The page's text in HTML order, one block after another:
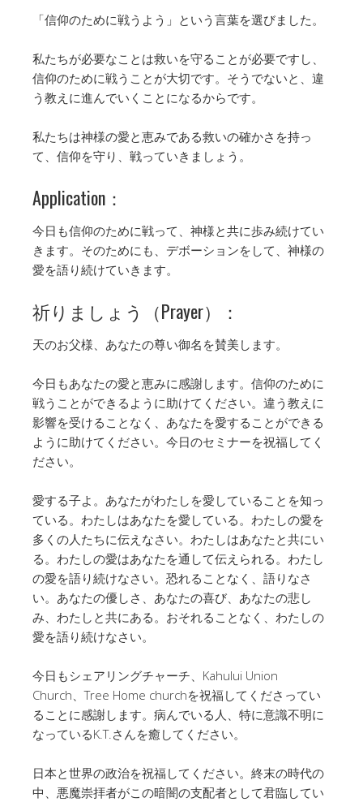
「信仰のために戦うよう」という言葉を選びました。
私たちが必要なことは救いを守ることが必要ですし、
信仰のために戦うことが大切です。そうでないと、違
う教えに進んでいくことになるからです。
私たちは神様の愛と恵みである救いの確かさを持っ
て、信仰を守り、戦っていきましょう。
Application：
今日も信仰のために戦って、神様と共に歩み続けてい
きます。そのためにも、デボーションをして、神様の
愛を語り続けていきます。
祈りましょう（Prayer）：
天のお父様、あなたの尊い御名を賛美します。
今日もあなたの愛と恵みに感謝します。信仰のために
戦うことができるように助けてください。違う教えに
影響を受けることなく、あなたを愛することができる
ように助けてください。今日のセミナーを祝福してく
ださい。
愛する子よ。あなたがわたしを愛していることを知っ
ている。わたしはあなたを愛している。わたしの愛を
多くの人たちに伝えなさい。わたしはあなたと共にい
る。わたしの愛はあなたを通して伝えられる。わたし
の愛を語り続けなさい。恐れることなく、語りなさ
い。あなたの優しさ、あなたの喜び、あなたの悲し
み、わたしと共にある。おそれることなく、わたしの
愛を語り続けなさい。
今日もシェアリングチャーチ、Kahului Union
Church、Tree Home churchを祝福してくださってい
ることに感謝します。病んでいる人、特に意識不明に
なっているK.T.さんを癒してください。
日本と世界の政治を祝福してください。終末の時代の
中、悪魔崇拝者がこの暗闇の支配者として君臨してい